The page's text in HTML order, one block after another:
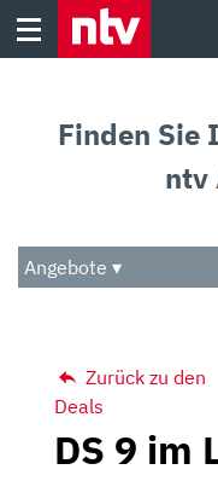
Skip
Audio
Das Beste
Finden Sie
ntv
Angebote ▾
Zurück zu den
Deals
DS 9 im